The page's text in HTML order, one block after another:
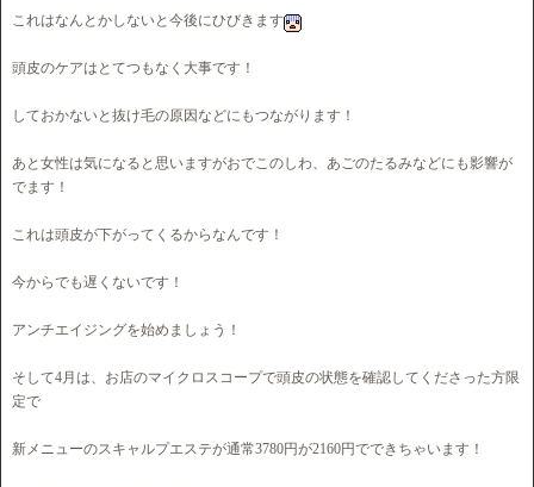
これはなんとかしないと今後にひびきます
頭皮のケアはとてつもなく大事です！
しておかないと抜け毛の原因などにもつながります！
あと女性は気になると思いますがおでこのしわ、あごのたるみなどにも影響が
でます！
これは頭皮が下がってくるからなんです！
今からでも遅くないです！
アンチエイジングを始めましょう！
そして4月は、お店のマイクロスコープで頭皮の状態を確認してくださった方限
定で
新メニューのスキャルプエステが通常3780円が2160円でできちゃいます！